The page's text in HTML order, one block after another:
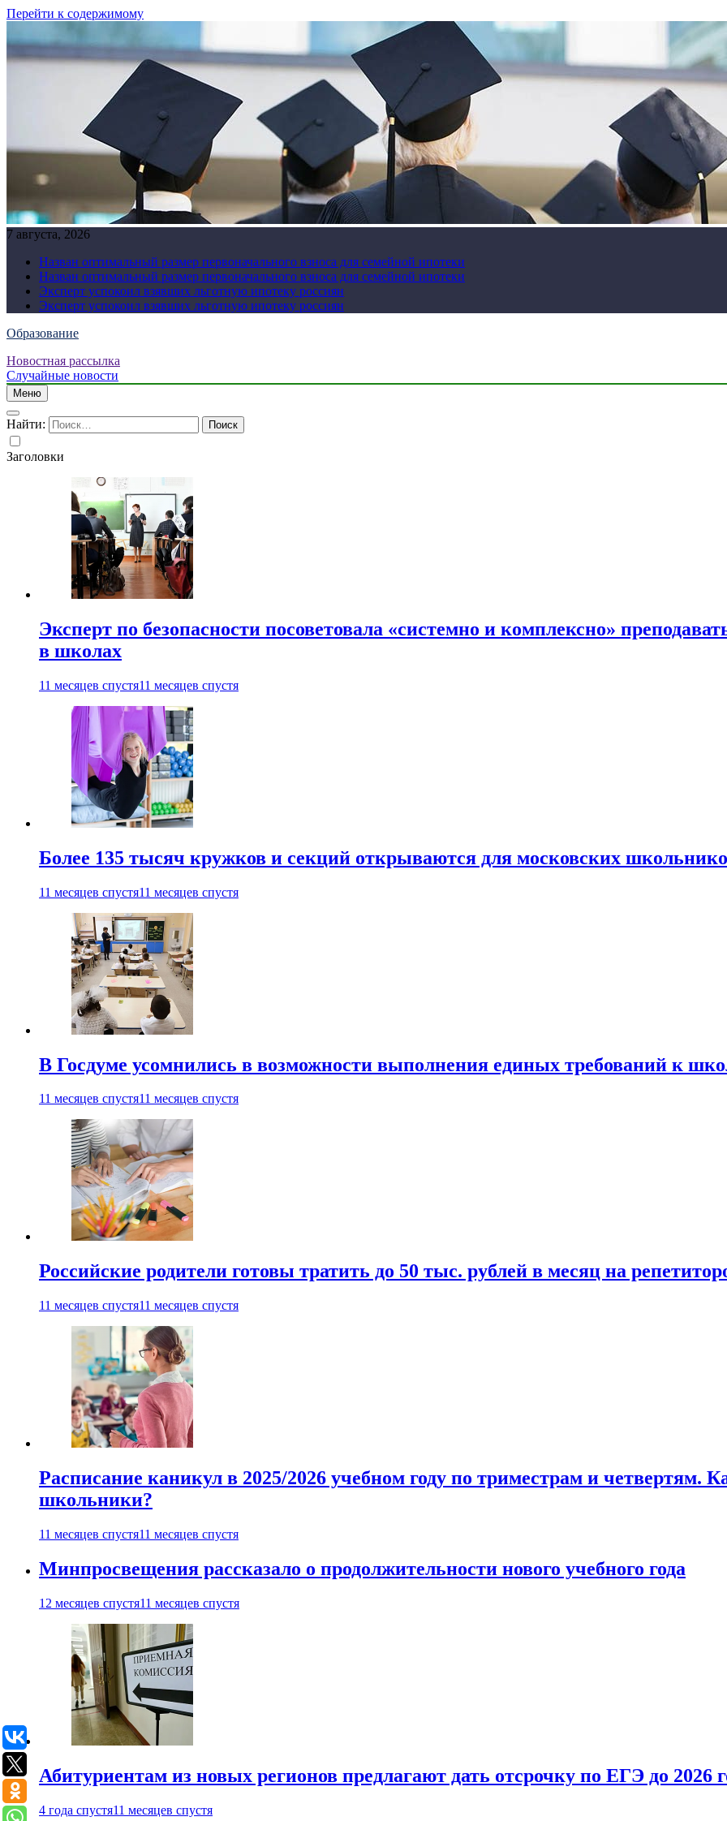
Перейти к содержимому
7 августа, 2026
Назван оптимальный размер первоначального взноса для семейной ипотеки
Назван оптимальный размер первоначального взноса для семейной ипотеки
Эксперт успокоил взявших льготную ипотеку россиян
Эксперт успокоил взявших льготную ипотеку россиян
Образование
Новостная рассылка
Случайные новости
Меню
Найти:
Заголовки
Эксперт по безопасности посоветовала «системно и комплексно»
в школах
11 месяцев спустя11 месяцев спустя
Более 135 тысяч кружков и секций открываются для московских
11 месяцев спустя11 месяцев спустя
В Госдуме усомнились в возможности выполнения единых требований к
11 месяцев спустя11 месяцев спустя
Российские родители готовы тратить до 50 тыс. рублей в месяц на
11 месяцев спустя11 месяцев спустя
Расписание каникул в 2025/2026 учебном году по триместрам и четвертям.
школьники?
11 месяцев спустя11 месяцев спустя
Минпросвещения рассказало о продолжительности нового учебного года
12 месяцев спустя11 месяцев спустя
Абитуриентам из новых регионов предлагают дать отсрочку по ЕГЭ до 2026
4 года спустя11 месяцев спустя